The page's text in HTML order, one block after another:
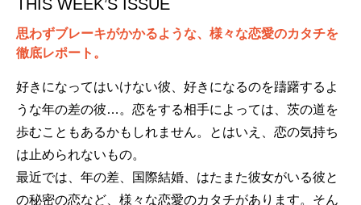
THIS WEEK’S ISSUE
思わずブレーキがかかるような、様々な恋愛のカタチを
徹底レポート。
好きになってはいけない彼、好きになるのを躊躇するよ
うな年の差の彼…。恋をする相手によっては、茨の道を
歩むこともあるかもしれません。とはいえ、恋の気持ち
は止められないもの。
最近では、年の差、国際結婚、はたまた彼女がいる彼と
の秘密の恋など、様々な恋愛のカタチがあります。そん